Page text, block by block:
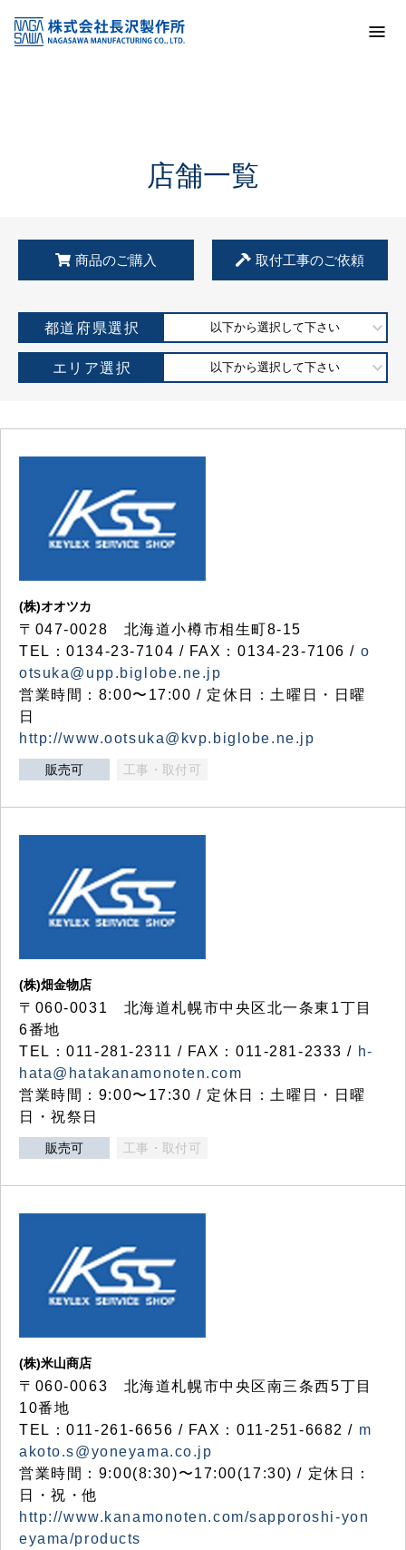
KSS加盟店・取扱店情報
店舗一覧
店舗一覧
商品のご購入 取付工事のご依頼
都道府県選択 以下から選択して下さい
エリア選択 以下から選択して下さい
(株)オオツカ
〒047-0028 北海道小樽市相生町8-15
TEL：0134-23-7104 / FAX：0134-23-7106 / o
otsuka@upp.biglobe.ne.jp
営業時間：8:00〜17:00 / 定休日：土曜日・日曜
日
http://www.ootsuka@kvp.biglobe.ne.jp
販売可 工事・取付可
(株)畑金物店
〒060-0031 北海道札幌市中央区北一条東1丁目
6番地
TEL：011-281-2311 / FAX：011-281-2333 / h-
hata@hatakanamonoten.com
営業時間：9:00〜17:30 / 定休日：土曜日・日曜
日・祝祭日
販売可 工事・取付可
(株)米山商店
〒060-0063 北海道札幌市中央区南三条西5丁目
10番地
TEL：011-261-6656 / FAX：011-251-6682 / m
akoto.s@yoneyama.co.jp
営業時間：9:00(8:30)〜17:00(17:30) / 定休日：
日・祝・他
http://www.kanamonoten.com/sapporoshi-yon
eyama/products